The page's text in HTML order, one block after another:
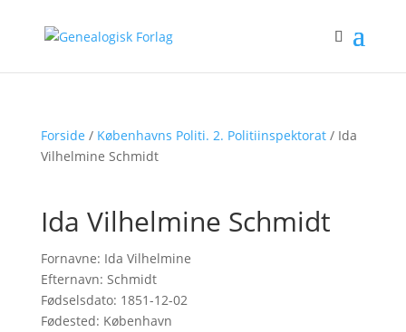
Forside / Københavns Politi. 2. Politiinspektorat/ Ida
Vilhelmine Schmidt
Ida Vilhelmine Schmidt
Fornavne: Ida Vilhelmine
Efternavn: Schmidt
Fødselsdato: 1851-12-02
Fødested: København